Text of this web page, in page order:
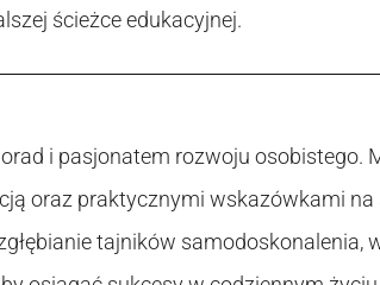
ścieżce edukacyjnej.
i pasjonatem rozwoju osobistego.
oraz praktycznymi wskazówkami na
tajników samodoskonalenia,